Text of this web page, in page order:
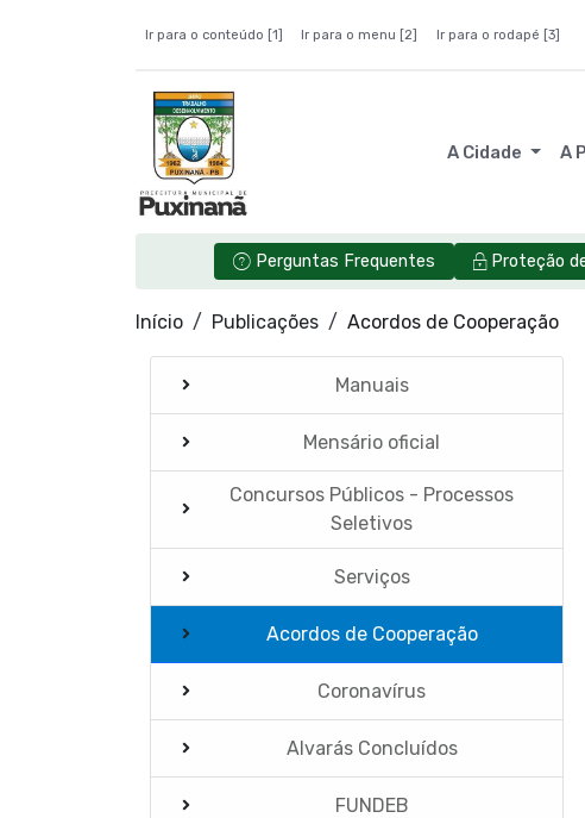
Ir para o conteúdo [1] Ir para o menu [2] Ir para o rodapé [3]
A Cidade A
Perguntas Frequentes Proteção
Início Publicações Acordos de Cooperação
Manuais
Mensário oficial
Concursos Públicos - Processos
Seletivos
Serviços
Acordos de Cooperação
Coronavírus
Alvarás Concluídos
FUNDEB